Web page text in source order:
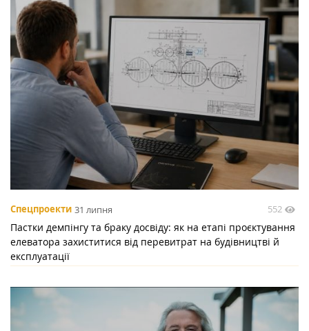
Спецпроекти 31 липня 552
Пастки демпінгу та браку досвіду: як на етапі проєктування
елеватора захиститися від перевитрат на будівництві й
експлуатації